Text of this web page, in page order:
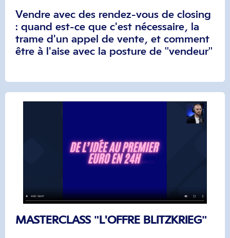
Vendre avec des rendez-vous de closing
: quand est-ce que c'est nécessaire, la
trame d'un appel de vente, et comment
être à l'aise avec la posture de "vendeur"
MASTERCLASS "L'OFFRE BLITZKRIEG"